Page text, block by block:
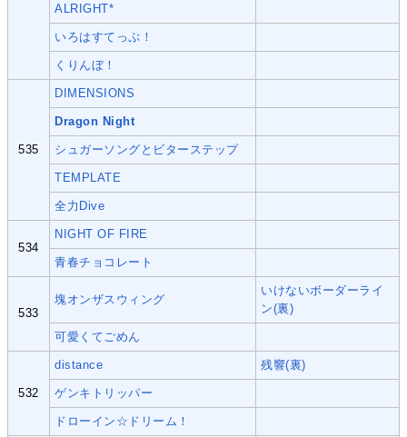
ALRIGHT*
いろはすてっぷ！
くりんぼ！
535
DIMENSIONS
Dragon Night
シュガーソングとビターステップ
TEMPLATE
全力Dive
534
NIGHT OF FIRE
青春チョコレート
533
塊オンザスウィング
いけないボーダーライ
ン(裏)
可愛くてごめん
532
distance 残響(裏)
ゲンキトリッパー
ドローイン☆ドリーム！